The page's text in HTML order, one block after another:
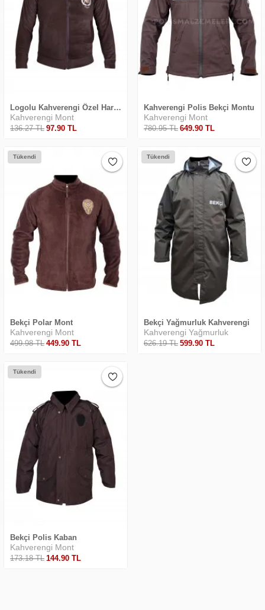
Logolu Kahverengi Özel Harekat Polis Poları
Kahverengi Mont
136.27TL 97.90 TL
Kahverengi Polis Bekçi Montu
Kahverengi Mont
780.95TL 649.90 TL
Tükendi
Bekçi Polar Mont
Kahverengi Mont
499.98TL 449.90 TL
Tükendi
Bekçi Yağmurluk Kahverengi
Kahverengi Yağmurluk
626.19TL 599.90 TL
Tükendi
Bekçi Polis Kaban
Kahverengi Mont
173.18TL 144.90 TL
Safari Yapay Zeka Ürün Bulma Asistanı
Asistanınız. Sitemizdeki binlerce polis
malzemesi, taktik giyim ve ekipman
arasından aradığınız ürünü bulmanıza